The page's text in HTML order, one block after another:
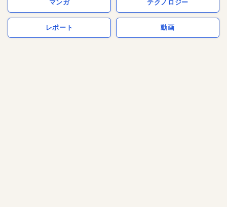
マンガ テクノロジー
レポート 動画